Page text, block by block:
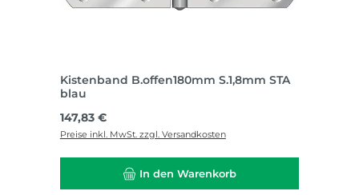
Kistenband B.offen180mm S.1,8mm STA
blau
Regulärer Preis:
147,83 €
Preise inkl. MwSt. zzgl. Versandkosten
In den Warenkorb